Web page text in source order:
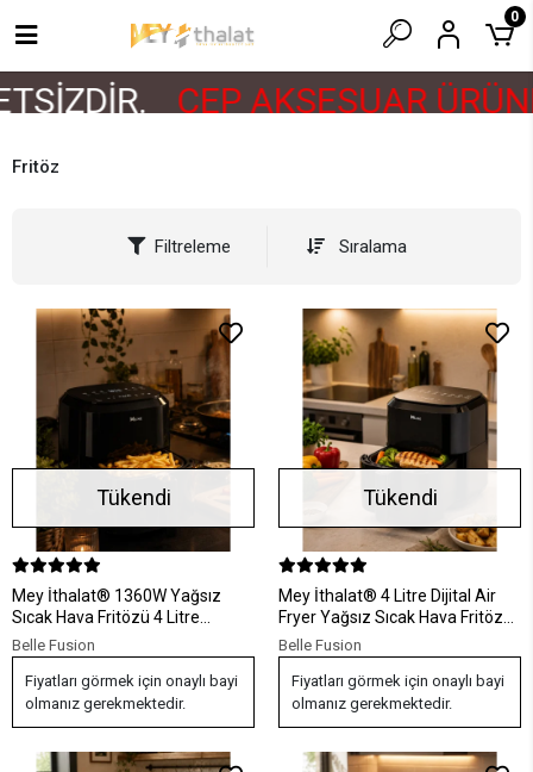
CEP AKSESUAR
0
Fritöz
Filtreleme Sıralama
Tükendi
Mey İthalat® 1360W Yağsız
Sıcak Hava Fritözü 4 Litre
Dokunmatik Air Fryer
Belle Fusion
Fiyatları görmek için onaylı bayi
olmanız gerekmektedir.
Tükendi
Mey İthalat® 4 Litre Dijital Air
Fryer Yağsız Sıcak Hava Fritözü
1360W Güç
Belle Fusion
Fiyatları görmek için onaylı bayi
olmanız gerekmektedir.